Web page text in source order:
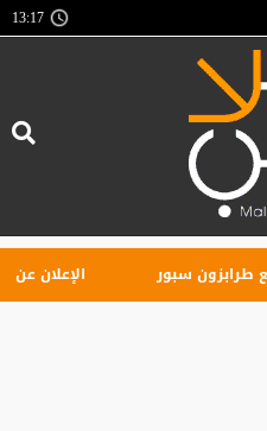
13:17
سبور الإعلان عن